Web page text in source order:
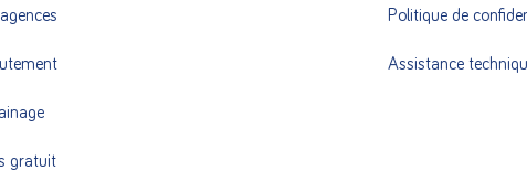
gratuit
Politique de
Assistance